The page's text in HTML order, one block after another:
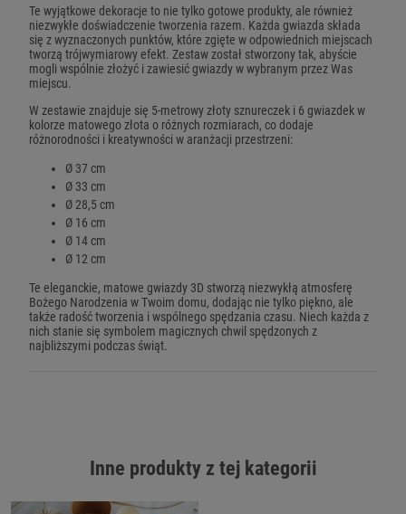
Te wyjątkowe dekoracje to nie tylko gotowe produkty, ale również
niezwykłe doświadczenie tworzenia razem. Każda gwiazda składa
się z wyznaczonych punktów, które zgięte w odpowiednich miejscach
tworzą trójwymiarowy efekt. Zestaw został stworzony tak, abyście
mogli wspólnie złożyć i zawiesić gwiazdy w wybranym przez Was
miejscu.
W zestawie znajduje się 5-metrowy złoty sznureczek i 6 gwiazdek w
kolorze matowego złota o różnych rozmiarach, co dodaje
różnorodności i kreatywności w aranżacji przestrzeni:
Ø 37 cm
Ø 33 cm
Ø 28,5 cm
Ø 16 cm
Ø 14 cm
Ø 12 cm
Te eleganckie, matowe gwiazdy 3D stworzą niezwykłą atmosferę
Bożego Narodzenia w Twoim domu, dodając nie tylko piękno, ale
także radość tworzenia i wspólnego spędzania czasu. Niech każda z
nich stanie się symbolem magicznych chwil spędzonych z
najbliższymi podczas świąt.
Inne produkty z tej kategorii